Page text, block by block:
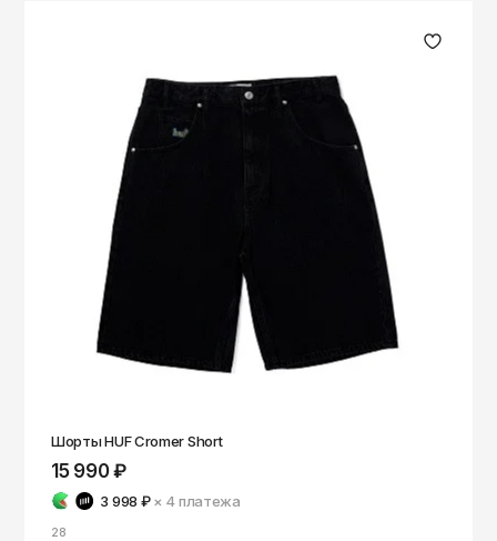
Шорты HUF Cromer Short
15 990 ₽
3 998 ₽ × 4платежа
28